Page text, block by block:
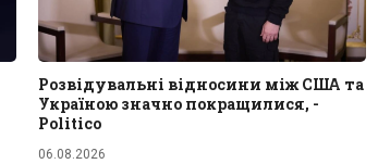
Розвідувальні відносини між США та
Україною значно покращилися, -
Politico
06.08.2026